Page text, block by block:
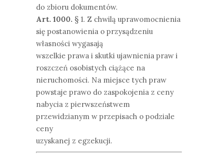
do zbioru dokumentów.
Art. 1000. § 1. Z chwilą uprawomocnienia
się postanowienia o przysądzeniu
własności wygasają
wszelkie prawa i skutki ujawnienia praw i
roszczeń osobistych ciążące na
nieruchomości. Na miejsce tych praw
powstaje prawo do zaspokojenia z ceny
nabycia z pierwszeństwem
przewidzianym w przepisach o podziale
ceny
uzyskanej z egzekucji.